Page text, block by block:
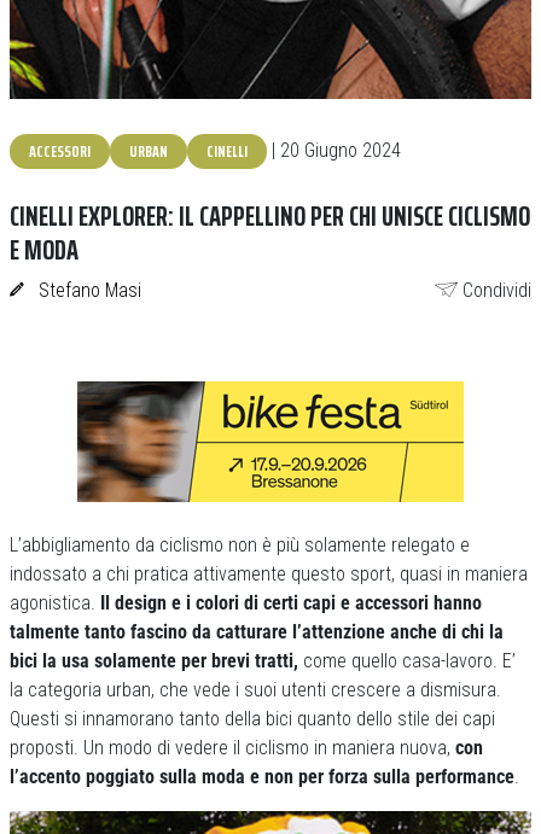
ACCESSORI URBAN CINELLI | 20 Giugno 2024
CINELLI EXPLORER: IL CAPPELLINO PER CHI UNISCE CICLISMO
E MODA
Stefano Masi Condividi
L’abbigliamento da ciclismo non è più solamente relegato e
indossato a chi pratica attivamente questo sport, quasi in maniera
agonistica. Il design e i colori di certi capi e accessori hanno
talmente tanto fascino da catturare l’attenzione anche di chi la
bici la usa solamente per brevi tratti, come quello casa-lavoro. E’
la categoria urban, che vede i suoi utenti crescere a dismisura.
Questi si innamorano tanto della bici quanto dello stile dei capi
proposti. Un modo di vedere il ciclismo in maniera nuova, con
l’accento poggiato sulla moda e non per forza sulla performance.